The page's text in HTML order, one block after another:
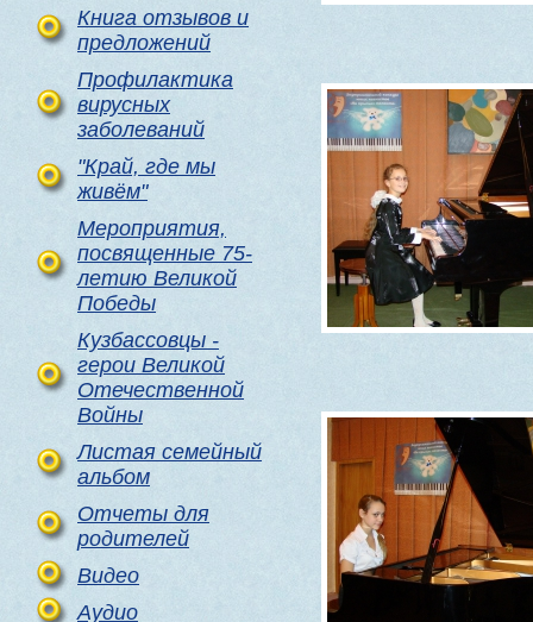
Книга отзывов и
предложений
Профилактика
вирусных
заболеваний
"Край, где мы
живём"
Мероприятия,
посвященные 75-
летию Великой
Победы
Кузбассовцы -
герои Великой
Отечественной
Войны
Листая семейный
альбом
Отчеты для
родителей
Видео
Аудио